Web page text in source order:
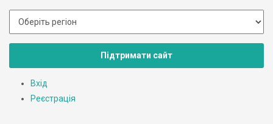
Підтримати сайт
Вхід
Реєстрація